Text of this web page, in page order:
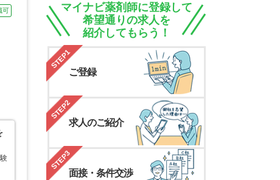
可
マイナビ薬剤師に登録して
希望通りの求人を
紹介してもらう！
STEP1
ご登録
STEP2
求人のご紹介
STEP3
面接・条件交渉